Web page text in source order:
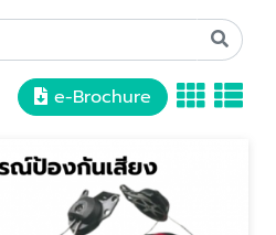
e-Brochure